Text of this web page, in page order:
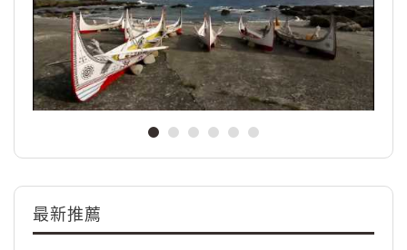
最新推薦